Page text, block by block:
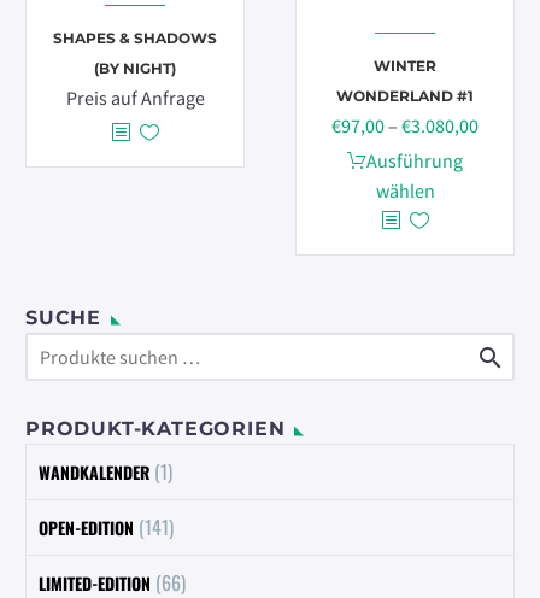
der
Produktseite
gewählt
werden
SHAPES & SHADOWS
(BY NIGHT)
Preis auf Anfrage
WINTER
WONDERLAND #1
€97,00– €3.080,00
Ausführung
wählen
Dieses
Produkt
weist
mehrere
Die
SUCHE

PRODUKT-KATEGORIEN
WANDKALENDER (1)
OPEN-EDITION (141)
LIMITED-EDITION (66)